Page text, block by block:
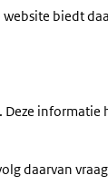
biedt
Deze informatie
daarvan